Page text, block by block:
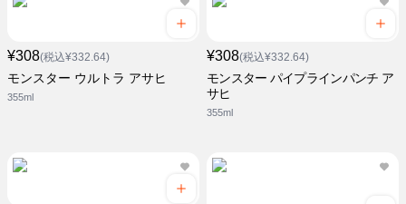
¥308(税込¥332.64)
モンスター ウルトラ アサヒ
355ml
¥308(税込¥332.64)
モンスター パイプラインパンチ ア
サヒ
355ml